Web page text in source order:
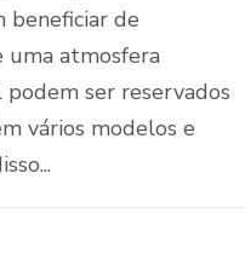
beneficiar de
uma atmosfera
podem ser reservados
vários modelos e